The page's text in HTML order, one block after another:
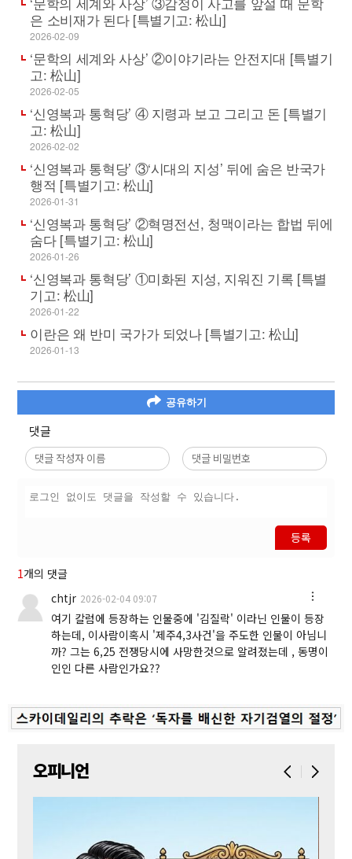
은 소비재가 된다 [특별기고: 松山]
2026-02-09
‘문학의 세계와 사상’ ②이야기라는 안전지대 [특별기
고: 松山]
2026-02-05
‘신영복과 통혁당’ ④ 지령과 보고 그리고 돈 [특별기
고: 松山]
2026-02-02
‘신영복과 통혁당’ ③‘시대의 지성’ 뒤에 숨은 반국가
행적 [특별기고: 松山]
2026-01-31
‘신영복과 통혁당’ ②혁명전선, 청맥이라는 합법 뒤에
숨다 [특별기고: 松山]
2026-01-26
‘신영복과 통혁당’ ①미화된 지성, 지워진 기록 [특별
기고: 松山]
2026-01-22
이란은 왜 반미 국가가 되었나 [특별기고: 松山]
2026-01-13
공유하기
댓글
등록
1개의 댓글
chtjr 2026-02-04 09:07
여기 칼럼에 등장하는 인물중에 '김질락' 이라닌 인물이 등장
하는데, 이사람이혹시 '제주4,3사건'을 주도한 인물이 아님니
까? 그는 6,25 전쟁당시에 사망한것으로 알려졌는데 , 동명이
인인 다른 사람인가요??
오피니언